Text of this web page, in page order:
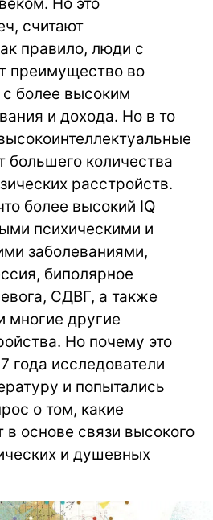
считают
правило, люди с
преимущество во
с более высоким
и дохода. Но в то
большего количества
расстройств.
более высокий IQ
психическими и
заболеваниями,
биполярное
СДВГ, а также
многие другие
Но почему это
года исследователи
и попытались
о том, какие
основе связи высокого
и душевных